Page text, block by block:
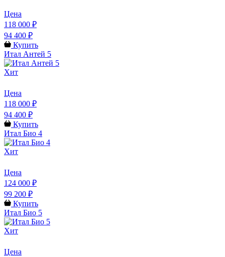
Цена
118 000 ₽
94 400 ₽
Купить
Итал Антей 5
Хит
Цена
118 000 ₽
94 400 ₽
Купить
Итал Био 4
Хит
Цена
124 000 ₽
99 200 ₽
Купить
Итал Био 5
Хит
Цена